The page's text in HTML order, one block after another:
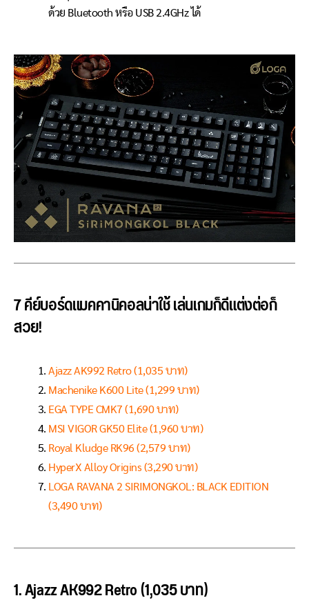
ด้วย Bluetooth หรือ USB 2.4GHz ได้
7 คีย์บอร์ดแมคคานิคอลน่าใช้ เล่นเกมก็ดีแต่งต่อก็
สวย!
Ajazz AK992 Retro (1,035 บาท)
Machenike K600 Lite (1,299 บาท)
EGA TYPE CMK7 (1,690 บาท)
MSI VIGOR GK50 Elite (1,960 บาท)
Royal Kludge RK96 (2,579 บาท)
HyperX Alloy Origins (3,290 บาท)
LOGA RAVANA 2 SIRIMONGKOL: BLACK EDITION
(3,490 บาท)
1. Ajazz AK992 Retro (1,035 บาท)